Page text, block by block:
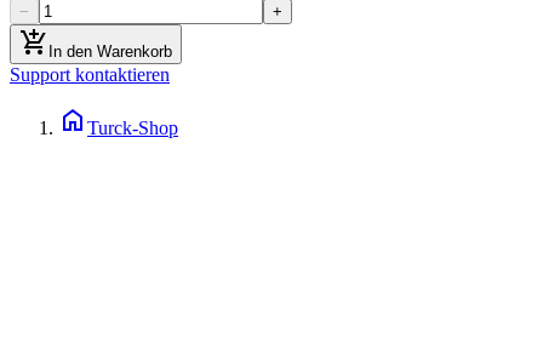
− +
add_shopping_cart In den Warenkorb
Support kontaktieren
home Turck-Shop